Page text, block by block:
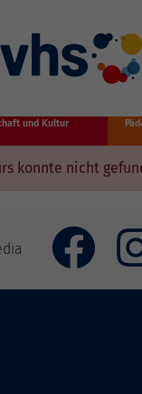
und Kultur
konnte nicht